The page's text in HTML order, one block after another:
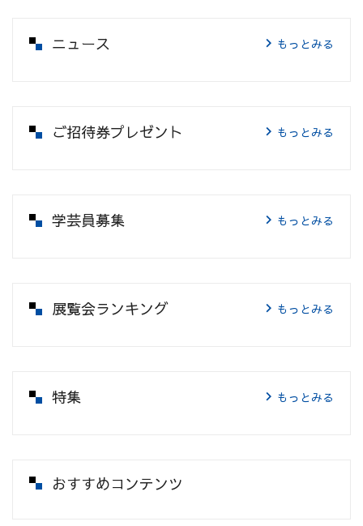
ニュース もっとみる
ご招待券プレゼント もっとみる
学芸員募集 もっとみる
展覧会ランキング もっとみる
特集 もっとみる
おすすめコンテンツ